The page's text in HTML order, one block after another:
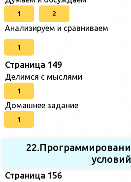
1 2
Анализируем и сравниваем
1
Страница 149
Делимся с мыслями
1
Домашнее задание
1
условий
Страница 156